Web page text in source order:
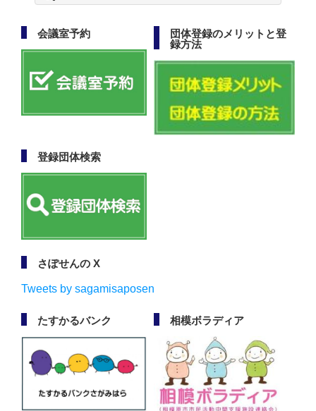
会議室予約
団体登録のメリットと登
録方法
登録団体検索
さぽせんの X
Tweets by sagamisaposen
たすかるバンク 相模ボラディア